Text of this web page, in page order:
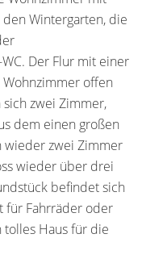
Wintergarten, die
Der Flur mit einer
offen
zwei Zimmer,
dem einen großen
wieder zwei Zimmer
wieder über drei
befindet sich
für Fahrräder oder
tolles Haus für die